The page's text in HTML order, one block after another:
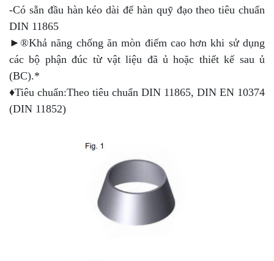
-Có sẵn đầu hàn kéo dài để hàn quỹ đạo theo tiêu chuẩn
DIN 11865
►®Khả năng chống ăn mòn điểm cao hơn khi sử dụng
các bộ phận đúc từ vật liệu đã ủ hoặc thiết kế sau ủ
(BC).*
♦Tiêu chuẩn:Theo tiêu chuẩn DIN 11865, DIN EN 10374
(DIN 11852)